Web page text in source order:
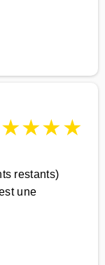
★★★★
restants)
une